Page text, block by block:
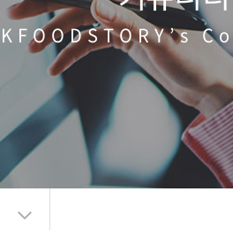
KFOODSTORY’s